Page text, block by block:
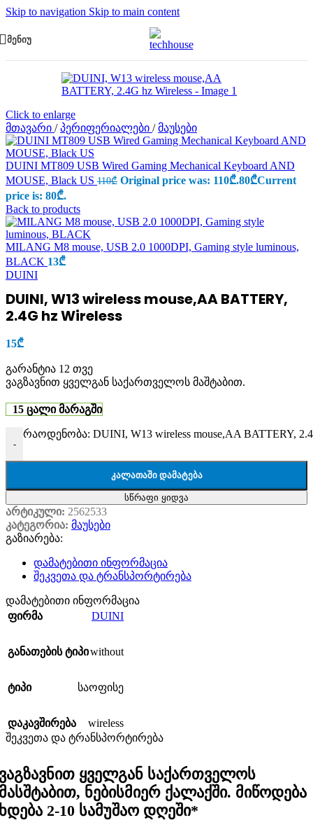
Skip to navigation Skip to main content
ᲛᲔᲜᲘᲣ
Click to enlarge
მთავარი / პერიფერიალები / მაუსები
DUINI MT809 USB Wired Gaming Mechanical Keyboard AND
MOUSE, Black US 110₾ Original price was: 110₾.80₾Current
price is: 80₾.
Back to products
MILANG M8 mouse, USB 2.0 1000DPI, Gaming style luminous,
BLACK 13₾
DUINI
DUINI, W13 wireless mouse,AA BATTERY,
2.4G hz Wireless
15₾
გარანტია 12 თვე
ვაგზავნით ყველგან საქართველოს მაშტაბით.
15 ცალი მარაგში
-
რაოდენობა: DUINI, W13 wireless mouse,AA BATTERY,
ᲙᲐᲚᲐᲗᲐᲨᲘ ᲓᲐᲛᲐᲢᲔᲑᲐ
სწრაფი ყიდვა
არტიკული: 2562533
კატეგორია: მაუსები
გაზიარება:
დამატებითი ინფორმაცია
შეკვეთა და ტრანსპორტირება
დამატებითი ინფორმაცია
ფირმა
DUINI
განათების ტიპიwithout
ტიპი საოფისე
დაკავშირება
wireless
შეკვეთა და ტრანსპორტირება
ყველგან საქართველოს
ნებისმიერ ქალაქში. მიწოდება
2-10 სამუშაო დღეში*